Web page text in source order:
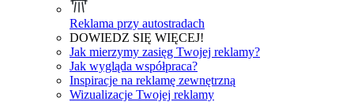
Reklama przy autostradach
DOWIEDZ SIĘ WIĘCEJ!
Jak mierzymy zasięg Twojej reklamy?
Jak wygląda współpraca?
Inspiracje na reklamę zewnętrzną
Wizualizacje Twojej reklamy